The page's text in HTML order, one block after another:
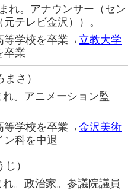
れ。アナウンサー（セン
テレビ金沢））。
等学校を卒業→ 立教大学
卒業
まさ）
。アニメーション監
等学校を卒業→金沢美術
ン科を中退
）
。政治家。参議院議員